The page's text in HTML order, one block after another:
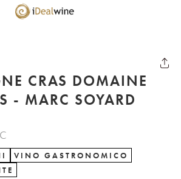
CRAS DOMAINE
- MARC SOYARD
VINO GASTRONOMICO